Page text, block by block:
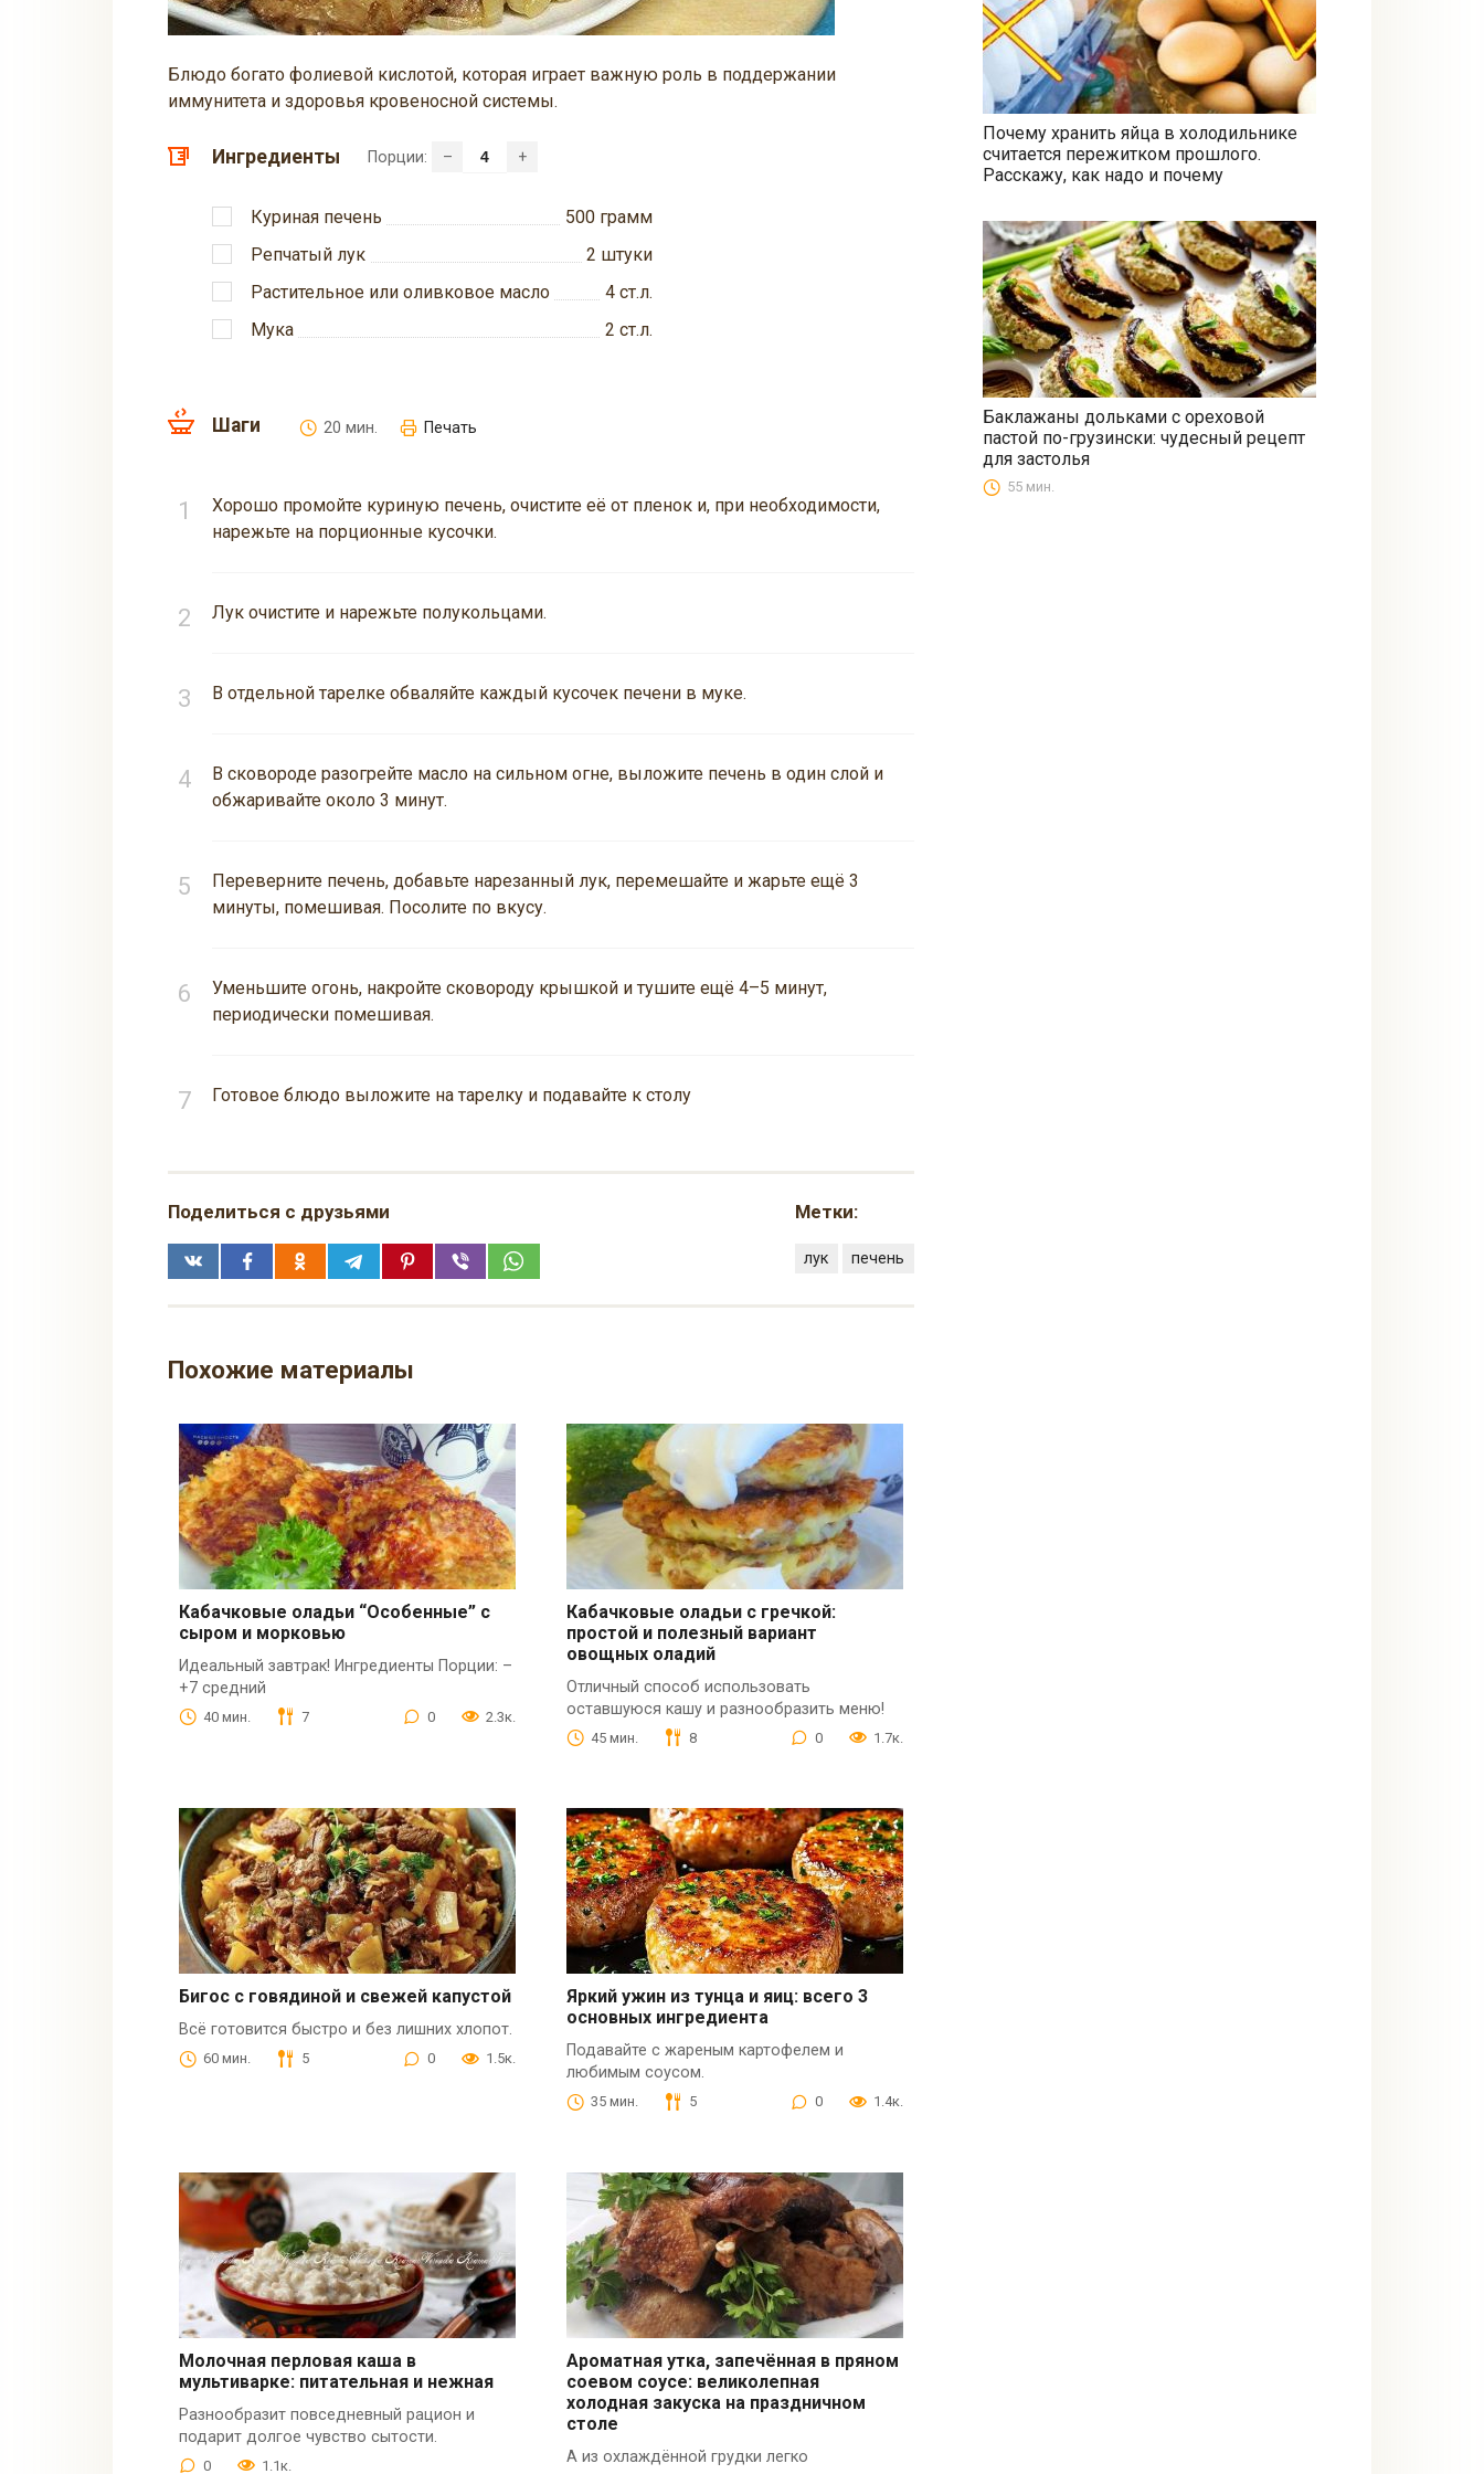
Блюдо богато фолиевой кислотой, которая играет важную роль в поддержании
иммунитета и здоровья кровеносной системы.
Ингредиенты Порции: – +
Куриная печень 500 грамм
Репчатый лук
2 штуки
Растительное или оливковое масло
4 ст.л.
Мука
2 ст.л.
Шаги 20 мин. Печать
Хорошо промойте куриную печень, очистите её от пленок и, при необходимости,
нарежьте на порционные кусочки.
Лук очистите и нарежьте полукольцами.
В отдельной тарелке обваляйте каждый кусочек печени в муке.
В сковороде разогрейте масло на сильном огне, выложите печень в один слой и
обжаривайте около 3 минут.
Переверните печень, добавьте нарезанный лук, перемешайте и жарьте ещё 3
минуты, помешивая. Посолите по вкусу.
Уменьшите огонь, накройте сковороду крышкой и тушите ещё 4–5 минут,
периодически помешивая.
Готовое блюдо выложите на тарелку и подавайте к столу
Поделиться с друзьями Метки:
лук печень
Похожие материалы
Кабачковые оладьи “Особенные” с
сыром и морковью
Идеальный завтрак! Ингредиенты Порции: –
+7 средний
40 мин. 7 0 2.3к.
Кабачковые оладьи с гречкой:
простой и полезный вариант
овощных оладий
Отличный способ использовать
оставшуюся кашу и разнообразить меню!
45 мин. 8 0 1.7к.
Бигос с говядиной и свежей капустой
Всё готовится быстро и без лишних хлопот.
60 мин. 5 0 1.5к.
Яркий ужин из тунца и яиц: всего 3
основных ингредиента
Подавайте с жареным картофелем и
любимым соусом.
35 мин. 5 0 1.4к.
Молочная перловая каша в
мультиварке: питательная и нежная
Разнообразит повседневный рацион и
подарит долгое чувство сытости.
0 1.1к.
Ароматная утка, запечённая в пряном
соевом соусе: великолепная
холодная закуска на праздничном
столе
А из охлаждённой грудки легко
Все
Почему хранить яйца в холодильнике
считается пережитком прошлого.
Расскажу, как надо и почему
Закуски
Баклажаны дольками с ореховой
пастой по-грузински: чудесный рецепт
для застолья
55 мин.